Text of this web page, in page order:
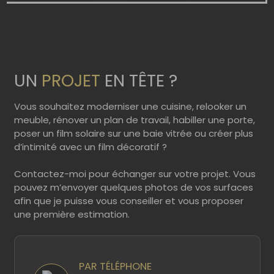
UN PROJET EN TÊTE ?
Vous souhaitez moderniser une cuisine, relooker un
meuble, rénover un plan de travail, habiller une porte,
poser un film solaire sur une baie vitrée ou créer plus
d’intimité avec un film décoratif ?
Contactez-moi pour échanger sur votre projet. Vous
pouvez m’envoyer quelques photos de vos surfaces
afin que je puisse vous conseiller et vous proposer
une première estimation.
PAR TÉLÉPHONE